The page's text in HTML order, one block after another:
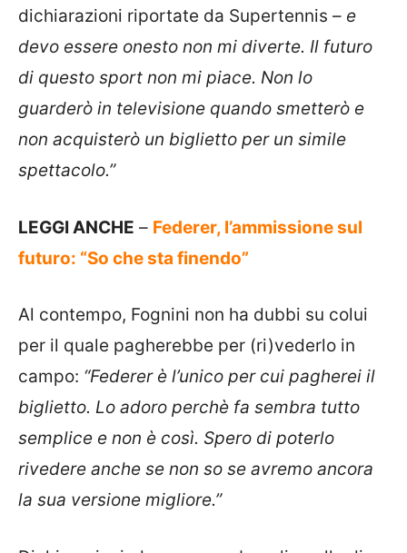
dichiarazioni riportate da Supertennis – e
devo essere onesto non mi diverte. Il futuro
di questo sport non mi piace. Non lo
guarderò in televisione quando smetterò e
non acquisterò un biglietto per un simile
spettacolo.”
LEGGI ANCHE – Federer, l’ammissione sul
futuro: “So che sta finendo”
Al contempo, Fognini non ha dubbi su colui
per il quale pagherebbe per (ri)vederlo in
campo: “Federer è l’unico per cui pagherei il
biglietto. Lo adoro perchè fa sembra tutto
semplice e non è così. Spero di poterlo
rivedere anche se non so se avremo ancora
la sua versione migliore.”